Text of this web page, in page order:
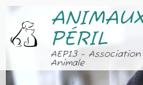
PÉRIL
AEP13 -
Animale